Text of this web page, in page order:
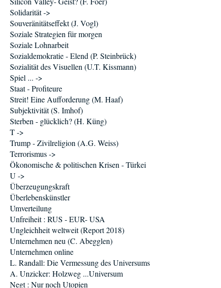
Solidarität ->
Souveränitätseffekt (J. Vogl)
Soziale Strategien für morgen
Soziale Lohnarbeit
Sozialdemokratie - Elend (P. Steinbrück)
Sozialität des Visuellen (U.T. Kissmann)
Spiel ... ->
Staat - Profiteure
Streit! Eine Aufforderung (M. Haaf)
Subjektivität (S. Imhof)
Sterben - glücklich? (H. Küng)
T ->
Trump - Zivilreligion (A.G. Weiss)
Terrorismus ->
Ökonomische & politischen Krisen - Türkei
U ->
Überzeugungskraft
Überlebenskünstler
Umverteilung
Unfreiheit : RUS - EUR- USA
Ungleichheit weltweit (Report 2018)
Unternehmen neu (C. Abegglen)
Unternehmen online
L. Randall: Die Vermessung des Universums
A. Unzicker: Holzweg ...Universum
Negt : Nur noch Utopien